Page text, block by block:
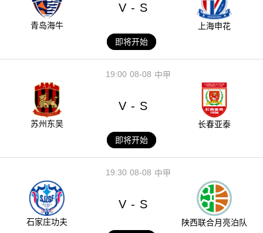
青岛海牛
V - S
上海申花
即将开始
08-08
19:00 中甲
苏州东吴
V - S
长春亚泰
即将开始
08-08
19:30 中甲
石家庄功夫
V - S
陕西联合月亮泊队